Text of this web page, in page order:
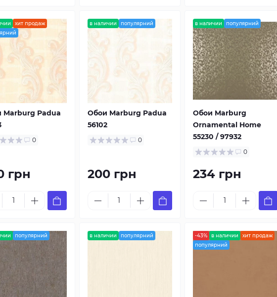
хит продаж
Marburg Padua
0
грн
в наличии популярний
Обои Marburg Padua
56102
0
200 грн
в наличии популярний
Обои Marburg
Ornamental Home
55230 / 97932
0
234 грн
популярний в наличии популярний -43% в наличии
хит продаж
популярний